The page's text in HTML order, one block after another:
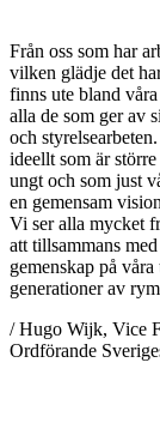
Från oss som har
vilken glädje det
finns ute bland
alla de som ger av
och
ideellt som är
ungt och som just
en gemensam
Vi ser alla mycket
att tillsammans
gemenskap på
generationer av
/ Hugo Wijk, Vice
Ordförande